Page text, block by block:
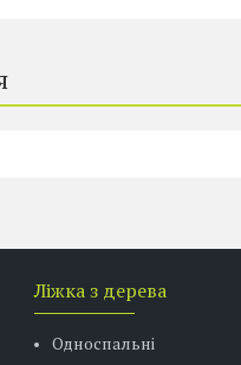
Ліжка з дерева
Односпальні